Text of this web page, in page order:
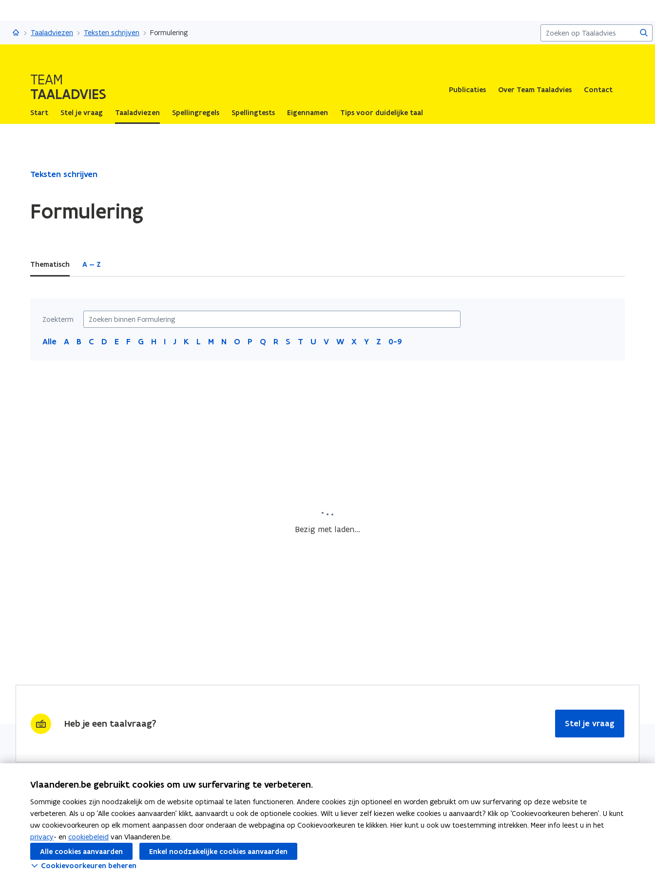
naar
TaaladviesTaaladviezen Teksten schrijven Formulering
TEAM
TAALADVIES Publicaties Over Team Taaladvies Contact
Start Stel je vraag Taaladviezen Spellingregels Spellingtests Eigennamen Tips voor duidelijke taal
Gedaan
Formulering
Teksten schrijven
Formulering
Thematisch A — Z
Zoekterm
Alle A B C D E F G H I J K L M N O P Q R S T U V W X Y Z 0-9
Bezig met laden...
Heb je een taalvraag? Stel je vraag
Nieuwsbrief krijgen?
vraag & woord van de week
wekelijks in je mailbox
Schrijf je in
Thema's
Spellingregels
Bekijk ook Meer informatie
Over Team Taaladvies
Vlaanderen.be gebruikt cookies om uw surfervaring te verbeteren.
Sommige cookies zijn noodzakelijk om de website optimaal te laten functioneren. Andere cookies zijn optioneel en worden gebruikt om uw surfervaring op deze website te
verbeteren. Als u op 'Alle cookies aanvaarden' klikt, aanvaardt u ook de optionele cookies. Wilt u liever zelf kiezen welke cookies u aanvaardt? Klik op 'Cookievoorkeuren beheren'. U kunt
uw cookievoorkeuren op elk moment aanpassen door onderaan de webpagina op Cookievoorkeuren te klikken. Hier kunt u ook uw toestemming intrekken. Meer info leest u in het
privacy- en cookiebeleid van Vlaanderen.be.
Alle cookies aanvaarden
Enkel noodzakelijke cookies aanvaarden
Cookievoorkeuren beheren